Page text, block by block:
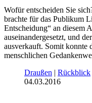
Wofür entscheiden Sie
brachte für das Publikum
Entscheidung“ an diesem
auseinandergesetzt, und
ausverkauft. Somit konnte
menschlichen
Draußen | Rückblick
04.03.2016